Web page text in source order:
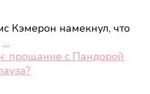
Кэмерон намекнул, что
…
прощание с Пандорой